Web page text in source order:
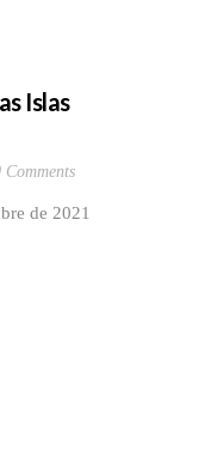
Islas
Comments
de 2021